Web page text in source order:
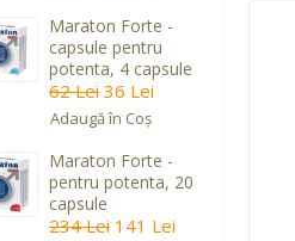
Maraton Forte -
capsule pentru
potenta, 4 capsule
62 Lei 36 Lei
Adaugă în Coş
Maraton Forte -
pentru potenta, 20
capsule
234 Lei 141 Lei